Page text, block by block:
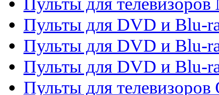
Пульты для DVD и Blu-
Пульты для DVD и Blu-
Пульты для DVD и Blu-
Пульты для телевизоров